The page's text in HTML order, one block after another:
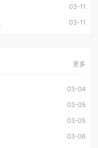
03-11
03-11
更多
03-04
03-05
03-05
03-06